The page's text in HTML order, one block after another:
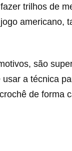
trilhos de
americano,
são
a técnica
de forma